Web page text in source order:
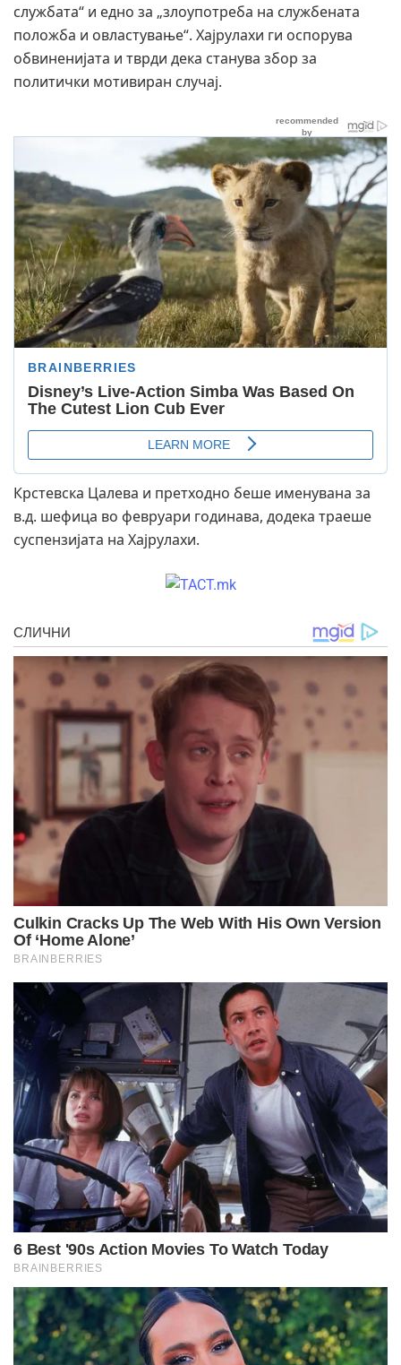
службата“ и едно за „злоупотреба на службената
положба и овластување“. Хајрулахи ги оспорува
обвиненијата и тврди дека станува збор за
политички мотивиран случај.
Крстевска Цалева и претходно беше именувана за
в.д. шефица во февруари годинава, додека траеше
суспензијата на Хајрулахи.